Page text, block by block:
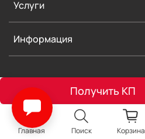
Получить КП
Услуги
Информация
Главная Поиск Корзина